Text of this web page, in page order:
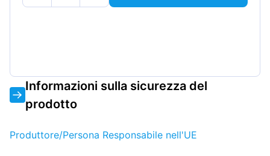
Informazioni sulla sicurezza del
prodotto
Produttore/Persona Responsabile nell'UE